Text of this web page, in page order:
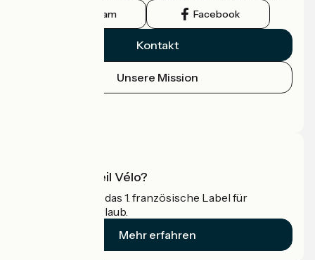
Instagram Facebook
Kontakt
Unsere Mission
Was ist Accueil Vélo?
Accueil Vélo ist das 1. französische Label für
Radfahrer im Urlaub.
Mehr erfahren